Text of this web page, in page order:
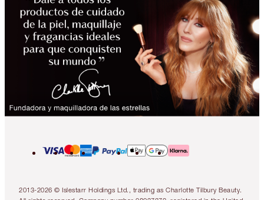
2013-2026 © Islestarr Holdings Ltd., trading as Charlotte Tilbury Beauty.